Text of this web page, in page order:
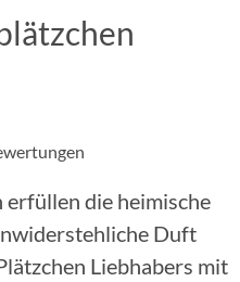
erfüllen die heimische
Duft
Liebhabers mit